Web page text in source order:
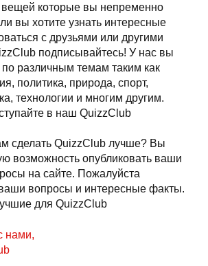
вещей которые вы непременно
вы хотите узнать интересные
с друзьями или другими
подписывайтесь! У нас вы
различным темам таким как
политика, природа, спорт,
технологии и многим другим.
в наш QuizzClub
сделать QuizzClub лучше? Вы
возможность опубликовать ваши
на сайте. Пожалуйста
вопросы и интересные факты.
для QuizzClub
нами,